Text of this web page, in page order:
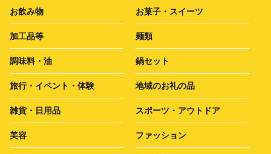
お飲み物 お菓子・スイーツ
加工品等 麺類
調味料・油 鍋セット
旅行・イベント・体験 地域のお礼の品
雑貨・日用品 スポーツ・アウトドア
美容 ファッション